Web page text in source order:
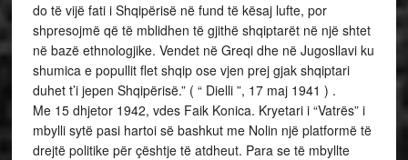
do të vijë fati i Shqipërisë në fund të kësaj lufte, por
shpresojmë që të mblidhen të gjithë shqiptarët në një shtet
në bazë ethnologjike. Vendet në Greqi dhe në Jugosllavi ku
shumica e popullit flet shqip ose vjen prej gjak shqiptari
duhet t’i jepen Shqipërisë.” ( “ Dielli ”, 17 maj 1941 ) .
Me 15 dhjetor 1942, vdes Faik Konica. Kryetari i “Vatrës” i
mbylli sytë pasi hartoi së bashkut me Nolin një platformë të
drejtë politike për çështje të atdheut. Para se të mbyllte